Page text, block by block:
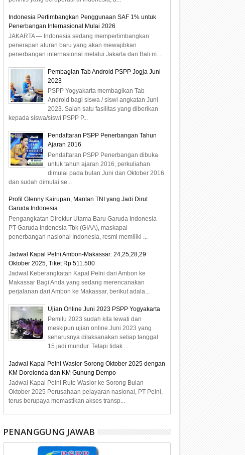
Indonesia Pertimbangkan Penggunaan SAF 1% untuk
Penerbangan Internasional Mulai 2026
JAKARTA — Indonesia sedang mempertimbangkan
penerapan aturan baru yang akan mewajibkan
penerbangan internasional melalui Jakarta dan Bali m...
Pembagian Tab Android PSPP Jogja Juni
2023
PSPP Yogyakarta membagikan Tab
Android bagi siswa / siswi angkatan Juni
2023. Salah satu fasilitas yang diberikan
kepada siswa/siswi PSPP P...
Pendaftaran PSPP Penerbangan Tahun
Ajaran 2016
Pendaftaran PSPP Penerbangan dibuka
untuk tahun ajaran 2016, perkuliahan
dimulai pada bulan Juni dan Oktober 2016
dan sudah dimulai se...
Profil Glenny Kairupan, Mantan TNI yang Jadi Dirut
Garuda Indonesia
Pengangkatan Direktur Utama Baru Garuda Indonesia
PT Garuda Indonesia Tbk (GIAA), maskapai
penerbangan nasional Indonesia, resmi memiliki ...
Jadwal Kapal Pelni Ambon-Makassar: 24,25,28,29
Oktober 2025, Tiket Rp 511.500
Jadwal Keberangkatan Kapal Pelni dari Ambon ke
Makassar Bagi Anda yang sedang merencanakan
perjalanan dari Ambon ke Makassar, berikut adala...
Ujian Online Juni 2023 PSPP Yogyakarta
Pemilu 2023 sudah kita lewati dan
meskipun ujian online Juni 2023 yang
seharusnya dilaksanakan setiap tanggal
15 jadi mundur. Tetapi tidak ...
Jadwal Kapal Pelni Wasior-Sorong Oktober 2025 dengan
KM Dorolonda dan KM Gunung Dempo
Jadwal Kapal Pelni Rute Wasior ke Sorong Bulan
Oktober 2025 Perusahaan pelayaran nasional, PT Pelni,
terus berupaya memastikan akses transp...
PENANGGUNG JAWAB